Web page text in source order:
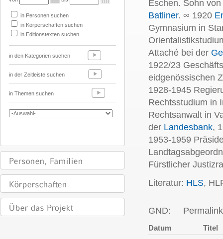
in Personen suchen
in Körperschaften suchen
in Editionstexten suchen
in den Kategorien suchen
in der Zeitleiste suchen
in Themen suchen
Eschen. Sohn von
Batliner. ∞ 1920
Gymnasium in
Attaché bei der
1922/23
eidgenössischen
1928-1945
Rechtsstudium in
Rechtsanwalt in
der Landesbank,
1953-1959
Fürstlicher
Literatur: HLS,
GND:
Datum Titel